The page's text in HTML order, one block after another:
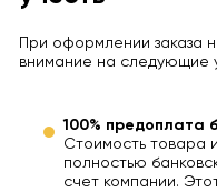
При оформлении заказа
внимание на следующие
100% предоплата
Стоимость товара
полностью
счет компании.